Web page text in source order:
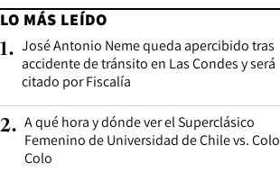
LO MÁS LEÍDO
1. José Antonio Neme queda apercibido tras
accidente de tránsito en Las Condes y será
citado por Fiscalía
2. A qué hora y dónde ver el Superclásico
Femenino de Universidad de Chile vs. Colo
Colo